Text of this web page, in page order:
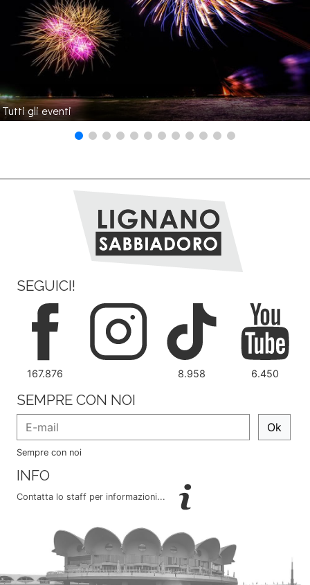
Tutti gli eventi
SEGUICI!
167.876 8.958 6.450
SEMPRE CON NOI
Ok
Sempre con noi
INFO
Contatta lo staff per informazioni...